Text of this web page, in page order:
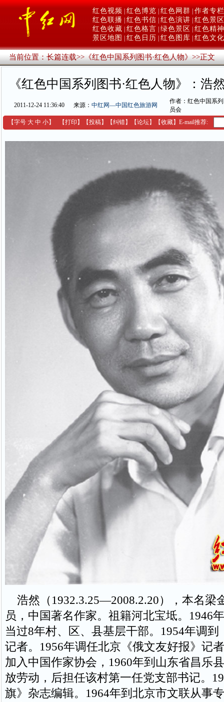
红色视频 红色博览 红色网群 作者专栏
红色联播 红色书信 红色演讲 红色景区
红色收藏 红色格言 绿色景区
红色精神
景区地图
红色日历 红色图库 红色文化
当前位置：长篇连载>>《红色中国系列图书·红色人物》>>正文
《红色中国系列图书·红色人物》：
2011-12-24 11:36:40 来源： 中红网—中国红色旅游网
作者：红色中国系
员会
【字号 大 中 小】 【打印 】 【投稿】 【纠错】 【论坛】 【收藏】 E-mail推荐:
浩然（1932.3.25—2008.2.20），本名梁
员，中国著名作家。祖籍河北宝坻。1946
当过8年村、区、县基层干部。1954年调到
记者。1956年调任北京《俄文友好报》记
加入中国作家协会，1960年到山东省昌乐
放劳动，后担任该村第一任党支部书记。
旗》杂志编辑。1964年到北京市文联从事